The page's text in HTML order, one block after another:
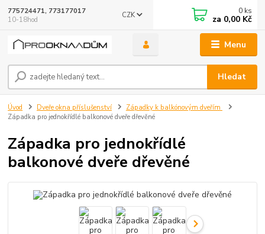
Menu
CZK
Hledat
775724471, 773177017
10-18hod
0 ks
za 0,00 Kč
Úvod Dveře okna příslušenství
Západky k balkónovým dveřím
Západka pro jednokřídlé balkonové dveře dřevěné
Západka pro jednokřídlé
balkonové dveře dřevěné